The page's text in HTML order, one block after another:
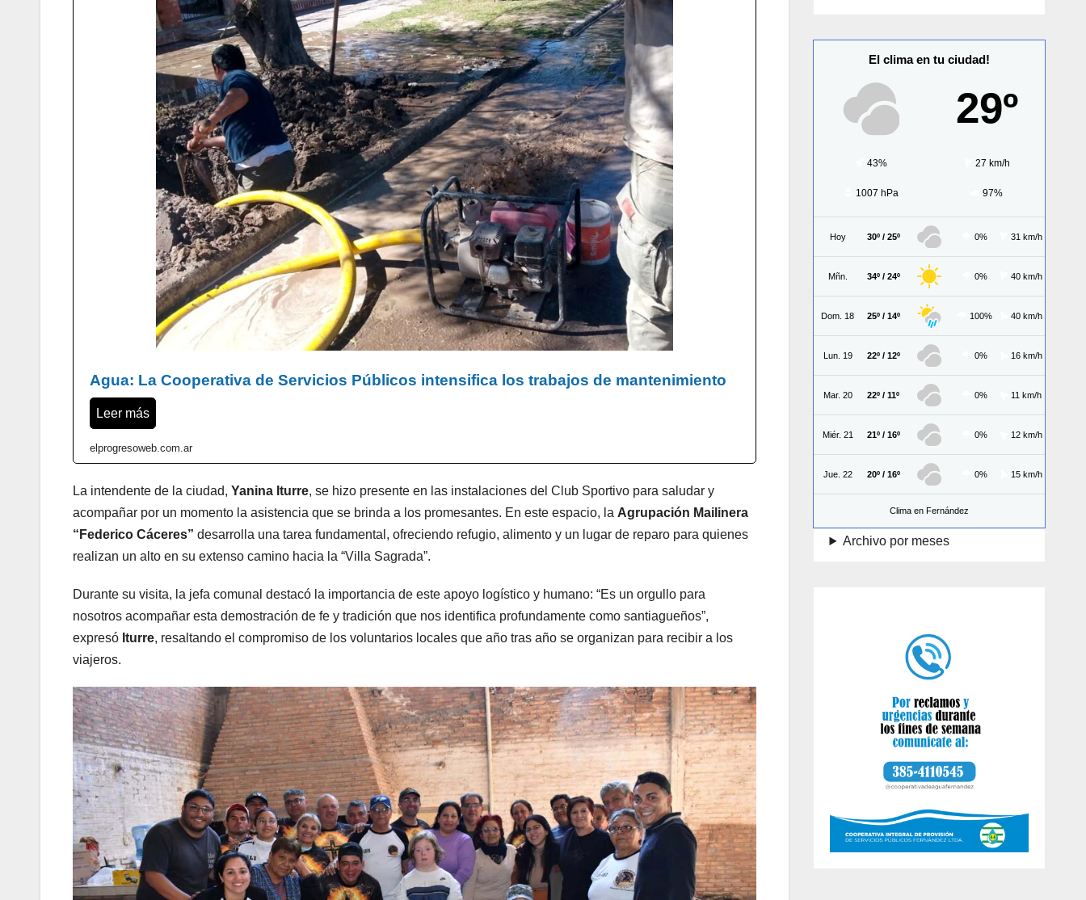
Agua: La Cooperativa de Servicios Públicos intensifica los trabajos de mantenimiento
Leer más
elprogresoweb.com.ar
La intendente de la ciudad, Yanina Iturre, se hizo presente en las instalaciones del Club Sportivo para saludar y
acompañar por un momento la asistencia que se brinda a los promesantes. En este espacio, la Agrupación Mailinera
“Federico Cáceres” desarrolla una tarea fundamental, ofreciendo refugio, alimento y un lugar de reparo para quienes
realizan un alto en su extenso camino hacia la “Villa Sagrada”.
Durante su visita, la jefa comunal destacó la importancia de este apoyo logístico y humano: “Es un orgullo para
nosotros acompañar esta demostración de fe y tradición que nos identifica profundamente como santiagueños”,
expresó Iturre, resaltando el compromiso de los voluntarios locales que año tras año se organizan para recibir a los
viajeros.
El clima en tu ciudad!
29º
43% 27 km/h
1007 hPa 97%
Hoy 30º / 25º 0% 31 km/h
Mñn. 34º / 24º 0% 40 km/h
Dom. 18 25º / 14º 100% 40 km/h
Lun. 19 22º / 12º 0% 16 km/h
Mar. 20 22º / 11º 0% 11 km/h
Miér. 21 21º / 16º 0% 12 km/h
Jue. 22 20º / 16º 0% 15 km/h
Clima en Fernández
Archivo por meses